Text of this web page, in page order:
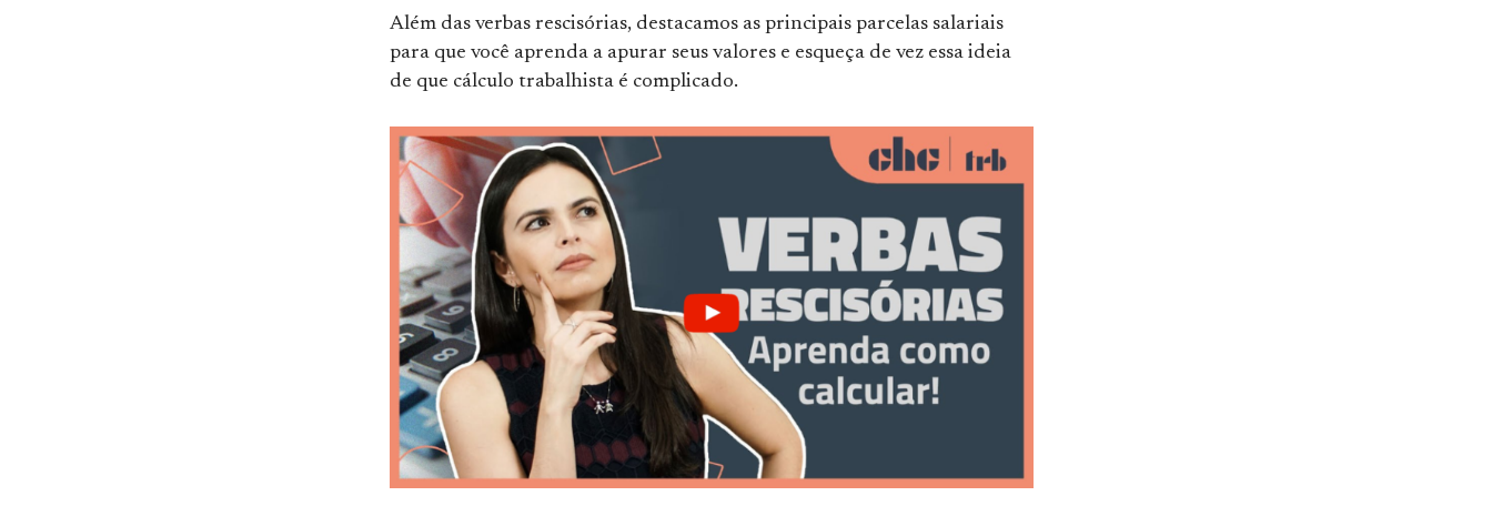
Além das verbas rescisórias, destacamos as principais parcelas salariais
para que você aprenda a apurar seus valores e esqueça de vez essa ideia
de que cálculo trabalhista é complicado.